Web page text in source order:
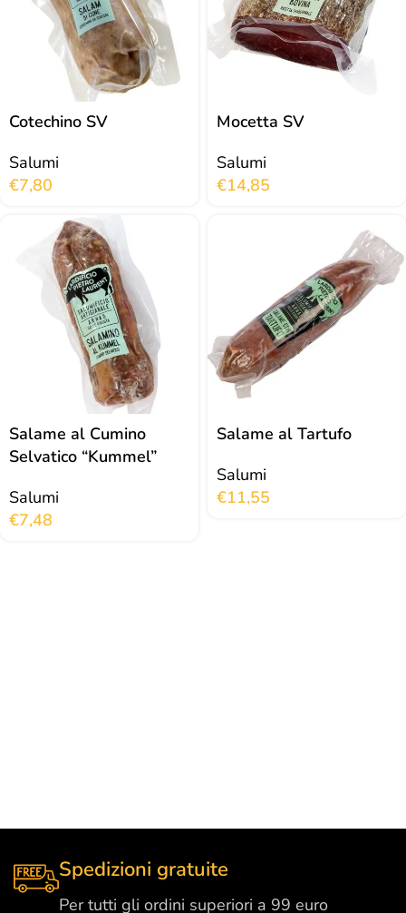
Cotechino SV
Salumi
€7,80
Mocetta SV
Salumi
€14,85
Salame al Cumino
Selvatico “Kummel”
Salumi
€7,48
Salame al Tartufo
Salumi
€11,55
Spedizioni gratuite
Per tutti gli ordini superiori a 99 euro